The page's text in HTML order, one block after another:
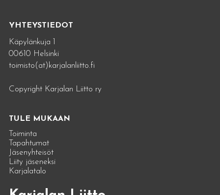
YHTEYSTIEDOT
Käpylänkuja 1
00610 Helsinki
toimisto(at)karjalanliitto.fi
Copyright Karjalan Liitto ry
TULE MUKAAN
Toiminta
Tapahtumat
Jäsenyhteisöt
Liity jäseneksi
Karjalatalo